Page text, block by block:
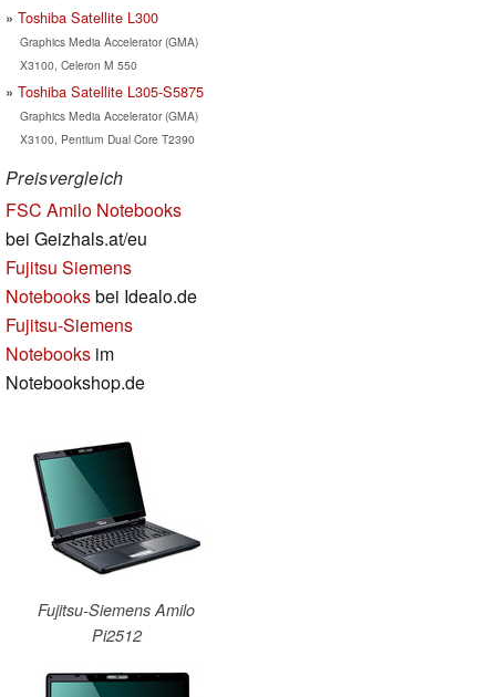
Toshiba Satellite L300
Graphics Media Accelerator (GMA)
X3100, Celeron M 550
Toshiba Satellite L305-S5875
Graphics Media Accelerator (GMA)
X3100, Pentium Dual Core T2390
Preisvergleich
FSC Amilo Notebooks
bei Geizhals.at/eu
Fujitsu Siemens
Notebooksbei Idealo.de
Fujitsu-Siemens
Notebooks im
Notebookshop.de
Fujitsu-Siemens Amilo
Pi2512